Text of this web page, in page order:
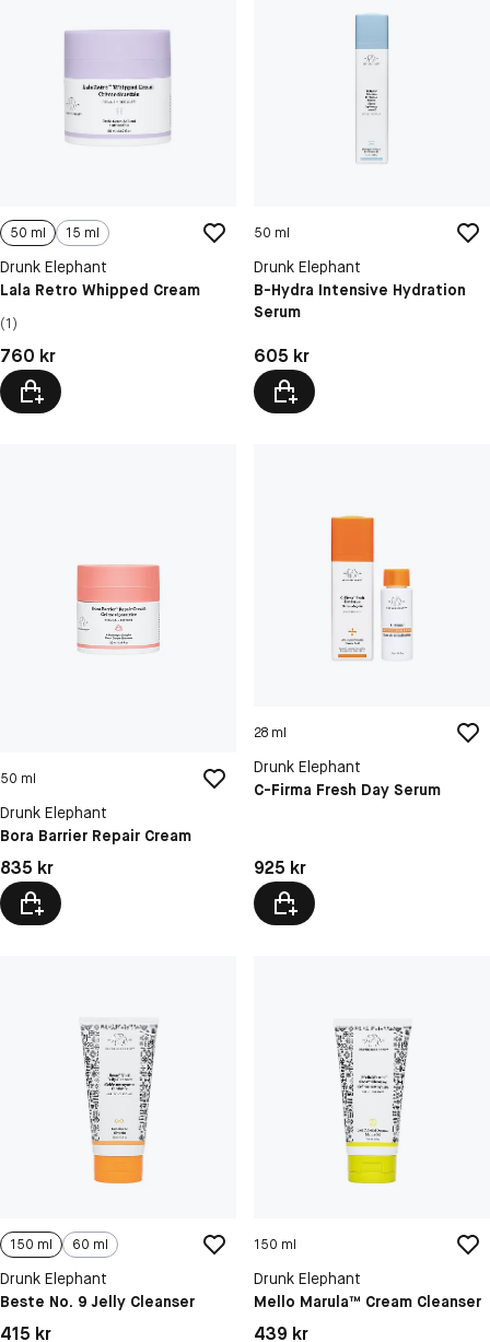
50 ml 15 ml
Drunk Elephant
Lala Retro Whipped Cream
(1)
Pris: 760 kr
760 kr
50 ml
Drunk Elephant
B-Hydra Intensive Hydration
Serum
Pris: 605 kr
605 kr
50 ml
Drunk Elephant
Bora Barrier Repair Cream
Pris: 835 kr
835 kr
28 ml
Drunk Elephant
C-Firma Fresh Day Serum
Pris: 925 kr
925 kr
150 ml 60 ml
Drunk Elephant
Beste No. 9 Jelly Cleanser
Pris: 415 kr
415 kr
150 ml
Drunk Elephant
Mello Marula™ Cream Cleanser
Pris: 439 kr
439 kr